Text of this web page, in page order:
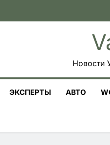
Новости
ЭКСПЕРТЫ АВТО